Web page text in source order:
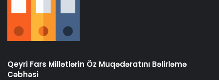
Qeyri Fars Millətlərin Öz Muqədəratını Bəlirləmə
Cəbhəsi